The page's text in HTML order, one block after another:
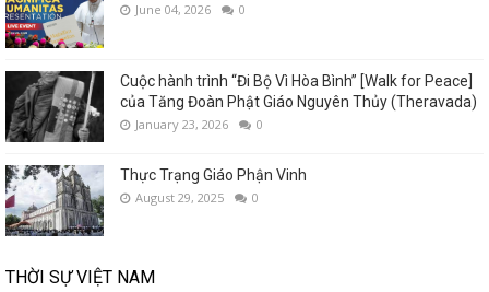
June 04, 2026 0
Cuộc hành trình “Đi Bộ Vì Hòa Bình” [Walk for Peace]
của Tăng Đoàn Phật Giáo Nguyên Thủy (Theravada)
January 23, 2026 0
Thực Trạng Giáo Phận Vinh
August 29, 2025 0
THỜI SỰ VIỆT NAM